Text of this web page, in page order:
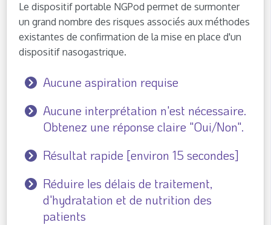
Le dispositif portable NGPod permet de surmonter
un grand nombre des risques associés aux méthodes
existantes de confirmation de la mise en place d'un
dispositif nasogastrique.
Aucune aspiration requise
Aucune interprétation n'est nécessaire.
Obtenez une réponse claire "Oui/Non".
Résultat rapide [environ 15 secondes]
Réduire les délais de traitement,
d'hydratation et de nutrition des
patients